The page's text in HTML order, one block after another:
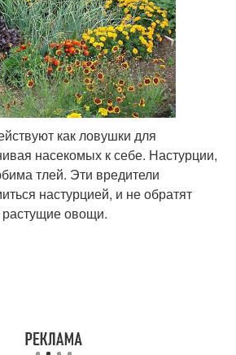
как ловушки для
насекомых к себе. Настурции,
тлей. Эти вредители
настурцией, и не обратят
овощи.